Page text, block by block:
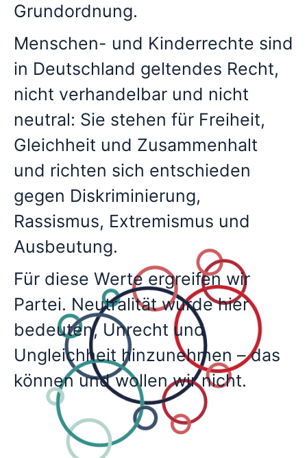
Grundordnung.
Menschen- und Kinderrechte sind
in Deutschland geltendes Recht,
nicht verhandelbar und nicht
neutral: Sie stehen für Freiheit,
Gleichheit und Zusammenhalt
und richten sich entschieden
gegen Diskriminierung,
Rassismus, Extremismus und
Ausbeutung.
Für diese Werte ergreifen wir
Partei. Neutralität würde hier
bedeuten, Unrecht und
Ungleichheit hinzunehmen – das
können und wollen wir nicht.